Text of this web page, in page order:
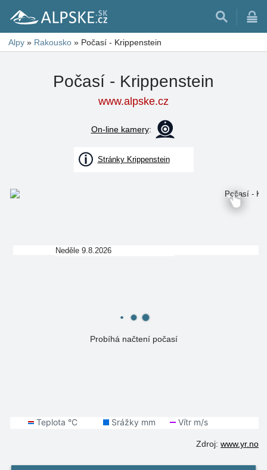
Alpy » Rakousko » Počasí - Krippenstein
Počasí - Krippenstein
www.alpske.cz
On-line kamery:
Stránky Krippenstein
Probíhá načtení počasí
Neděle 9.8.2026
Zdroj: www.yr.no